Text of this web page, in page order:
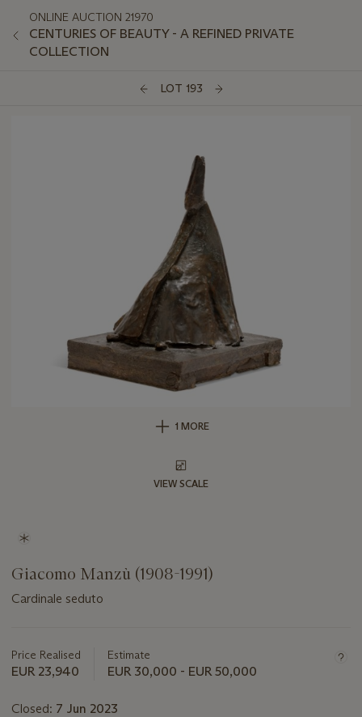
ONLINE AUCTION 21970
CENTURIES OF BEAUTY - A REFINED PRIVATE
COLLECTION
LOT 193
1 MORE
VIEW SCALE
Giacomo Manzù (1908-1991)
Cardinale seduto
about
this
Price Realised
EUR 23,940
Estimate
EUR 30,000 - EUR 50,000
Closed: 7 Jun 2023